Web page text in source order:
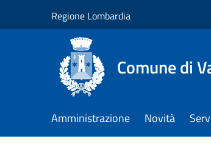
Regione Lombardia
Comune di
Amministrazione Novità